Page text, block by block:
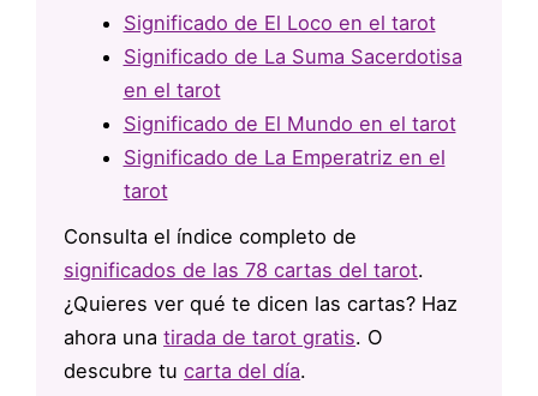
Significado de El Loco en el tarot
Significado de La Suma Sacerdotisa
en el tarot
Significado de El Mundo en el tarot
Significado de La Emperatriz en el
tarot
Consulta el índice completo de
significados de las 78 cartas del tarot.
¿Quieres ver qué te dicen las cartas? Haz
ahora unatirada de tarot gratis. O
descubre tucarta del día.